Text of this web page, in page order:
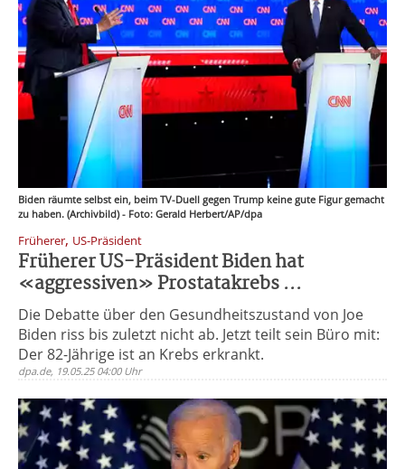
Biden räumte selbst ein, beim TV-Duell gegen Trump keine gute Figur gemacht
zu haben. (Archivbild) - Foto: Gerald Herbert/AP/dpa
Früherer, US-Präsident
Früherer US-Präsident Biden hat
«aggressiven» Prostatakrebs ...
Die Debatte über den Gesundheitszustand von Joe
Biden riss bis zuletzt nicht ab. Jetzt teilt sein Büro mit:
Der 82-Jährige ist an Krebs erkrankt.
dpa.de, 19.05.25 04:00 Uhr